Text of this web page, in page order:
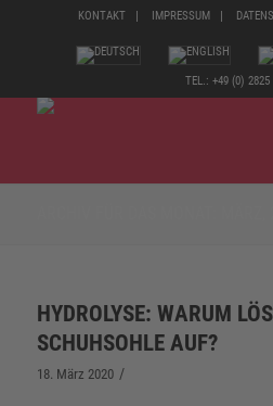
KONTAKT IMPRESSUM
TEL.: +49 (0) 2825
HYDROLYSE: WARUM
SCHUHSOHLE AUF?
18. März 2020 /